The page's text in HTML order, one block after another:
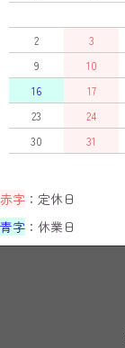
2
3
9
10
16
17
23
24
30
31
赤字 ：定休日
青字 ：休業日